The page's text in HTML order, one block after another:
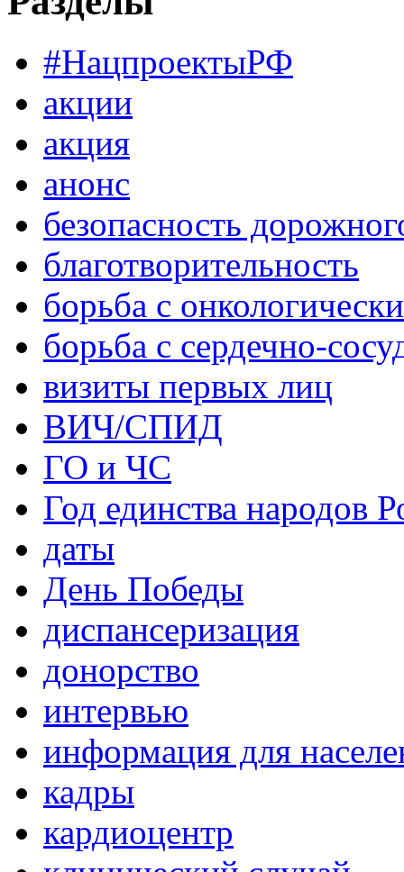
#НацпроектыРФ
акции
акция
анонс
безопасность
благотворительность
борьба с
борьба с сердечно-
визиты первых лиц
ВИЧ/СПИД
ГО и ЧС
Год единства народов
даты
День Победы
диспансеризация
донорство
интервью
информация для
кадры
кардиоцентр